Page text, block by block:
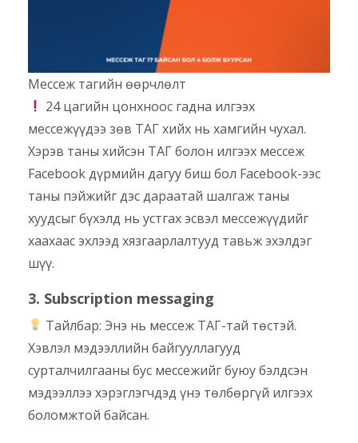
Мессеж тагийн өөрчлөлт
24 цагийн цонхноос гадна илгээх
мессежүүдээ зөв ТАГ хийх нь хамгийн чухал.
Хэрэв таны хийсэн ТАГ болон илгээх мессеж
Facebook дүрмийн дагуу биш бол Facebook-ээс
таны пэйжийг дэс дараатай шалгаж таны
хуудсыг бүхэлд нь устгах эсвэл мессежүүдийг
хаахаас эхлээд хязгаарлалтууд тавьж эхэлдэг
шүү.
3. Subscription messaging
Тайлбар: Энэ нь мессеж ТАГ-тай төстэй.
Хэвлэл мэдээллийн байгууллагууд
сурталчилгааны бус мессежийг буюу бэлдсэн
мэдээллээ хэрэглэгчдэд үнэ төлбөргүй илгээх
боломжтой байсан.